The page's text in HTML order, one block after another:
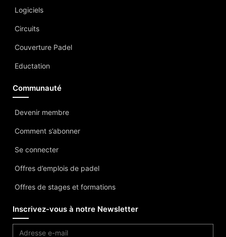
Logiciels
Circuits
Couverture Padel
Eductation
Communauté
Devenir membre
Comment s’abonner
Se connecter
Offres d’emplois de padel
Offres de stages et formations
Inscrivez-vous à notre Newsletter